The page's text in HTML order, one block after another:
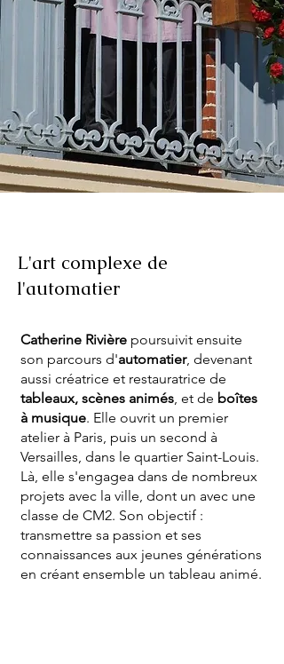
L'art complexe de
l'automatier
Catherine Rivière poursuivit ensuite
son parcours d'automatier, devenant
aussi créatrice et restauratrice de
tableaux, scènes animés, et de boîtes
à musique. Elle ouvrit un premier
atelier à Paris, puis un second à
Versailles, dans le quartier Saint-Louis.
Là, elle s'engagea dans de nombreux
projets avec la ville, dont un avec une
classe de CM2. Son objectif :
transmettre sa passion et ses
connaissances aux jeunes générations
en créant ensemble un tableau animé.